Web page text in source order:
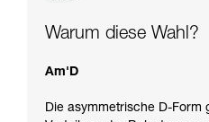
Warum diese Wahl?
Am'D
Die asymmetrische D-Form